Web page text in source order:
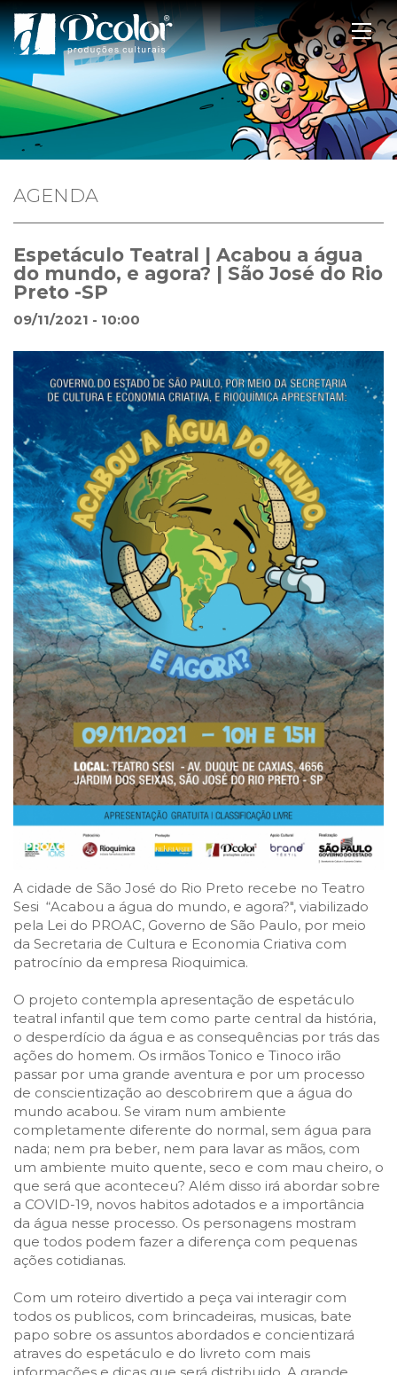
AGENDA
Espetáculo Teatral | Acabou a água
do mundo, e agora? | São José do Rio
Preto -SP
09/11/2021 - 10:00
A cidade de São José do Rio Preto recebe no Teatro
Sesi “Acabou a água do mundo, e agora?", viabilizado
pela Lei do PROAC, Governo de São Paulo, por meio
da Secretaria de Cultura e Economia Criativa com
patrocínio da empresa Rioquimica.
O projeto contempla apresentação de espetáculo
teatral infantil que tem como parte central da história,
o desperdício da água e as consequências por trás das
ações do homem. Os irmãos Tonico e Tinoco irão
passar por uma grande aventura e por um processo
de conscientização ao descobrirem que a água do
mundo acabou. Se viram num ambiente
completamente diferente do normal, sem água para
nada; nem pra beber, nem para lavar as mãos, com
um ambiente muito quente, seco e com mau cheiro, o
que será que aconteceu? Além disso irá abordar sobre
a COVID-19, novos habitos adotados e a importância
da água nesse processo. Os personagens mostram
que todos podem fazer a diferença com pequenas
ações cotidianas.
Com um roteiro divertido a peça vai interagir com
todos os publicos, com brincadeiras, musicas, bate
papo sobre os assuntos abordados e concientizará
atraves do espetáculo e do livreto com mais